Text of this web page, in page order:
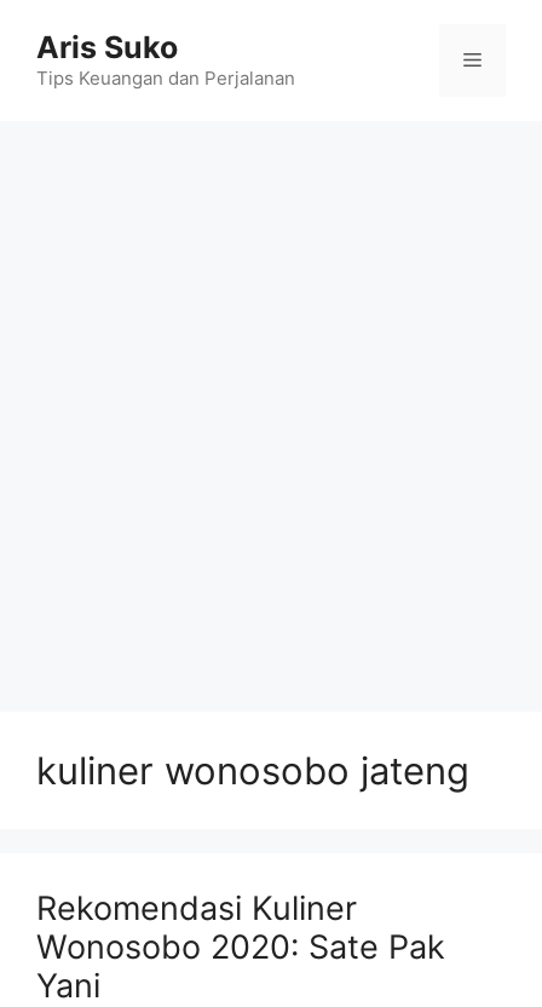
content
Aris Suko
Tips Keuangan dan Perjalanan
Menu
kuliner wonosobo jateng
Rekomendasi Kuliner
Wonosobo 2020: Sate Pak
Yani